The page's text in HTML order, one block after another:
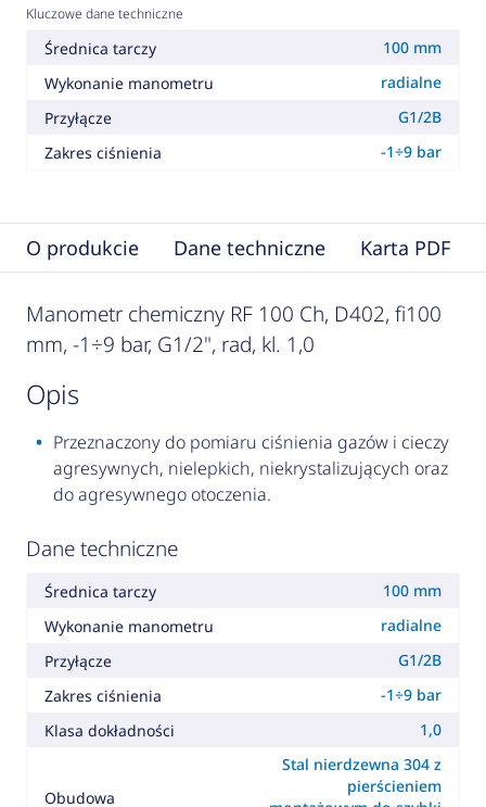
Kluczowe dane techniczne
Średnica tarczy
100 mm
Wykonanie manometru
radialne
Przyłącze
G1/2B
Zakres ciśnienia
-1÷9 bar
O produkcie Dane techniczne Karta PDF
Manometr chemiczny RF 100 Ch, D402, fi100
mm, -1÷9 bar, G1/2", rad, kl. 1,0
opis
Przeznaczony do pomiaru ciśnienia gazów i cieczy
agresywnych, nielepkich, niekrystalizujących oraz
do agresywnego otoczenia.
Dane techniczne
Średnica tarczy
100 mm
Wykonanie manometru
radialne
Przyłącze
G1/2B
Zakres ciśnienia
-1÷9 bar
Klasa dokładności
1,0
Obudowa
Stal nierdzewna 304 z
pierścieniem